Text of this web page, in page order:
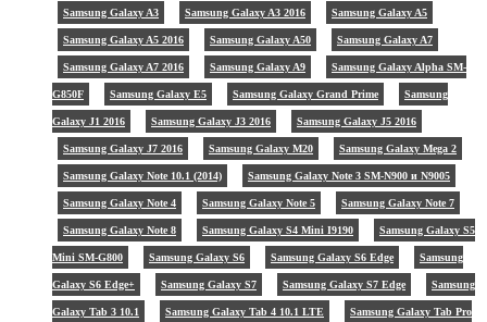
Samsung Galaxy A3 Samsung Galaxy A3 2016 Samsung Galaxy A5
Samsung Galaxy A5 2016 Samsung Galaxy A50 Samsung Galaxy A7
Samsung Galaxy A7 2016 Samsung Galaxy A9 Samsung Galaxy Alpha SM-
G850F Samsung Galaxy E5 Samsung Galaxy Grand Prime Samsung
Galaxy J1 2016 Samsung Galaxy J3 2016 Samsung Galaxy J5 2016
Samsung Galaxy J7 2016 Samsung Galaxy M20 Samsung Galaxy Mega 2
Samsung Galaxy Note 10.1 (2014) Samsung Galaxy Note 3 SM-N900 и N9005
Samsung Galaxy Note 4 Samsung Galaxy Note 5 Samsung Galaxy Note 7
Samsung Galaxy Note 8 Samsung Galaxy S4 Mini I9190 Samsung Galaxy S5
Mini SM-G800 Samsung Galaxy S6 Samsung Galaxy S6 Edge Samsung
Galaxy S6 Edge+ Samsung Galaxy S7 Samsung Galaxy S7 Edge Samsung
Galaxy Tab 3 10.1 Samsung Galaxy Tab 4 10.1 LTE Samsung Galaxy Tab Pro